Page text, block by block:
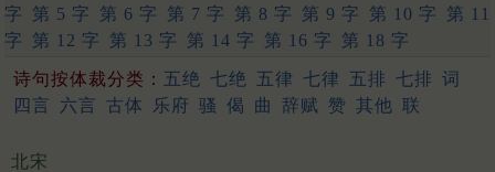
字
第 5 字 第 6 字 第 7 字 第 8 字 第 9 字 第 10 字
第 11
字
第 12 字 第 13 字 第 14 字 第 16 字 第 18 字
诗句按体裁分类： 五绝 七绝 五律 七律 五排 七排 词
四言
六言 古体 乐府 骚 偈 曲 辞赋 赞 其他 联
北宋